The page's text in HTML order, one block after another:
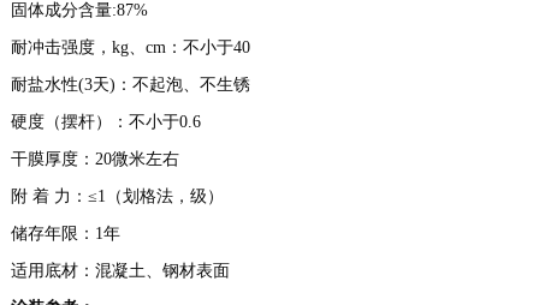
固体成分含量:87%
耐冲击强度，kg、cm：不小于40
耐盐水性(3天)：不起泡、不生锈
硬度（摆杆）：不小于0.6
干膜厚度：20微米左右
附 着 力：≤1（划格法，级）
储存年限：1年
适用底材：混凝土、钢材表面